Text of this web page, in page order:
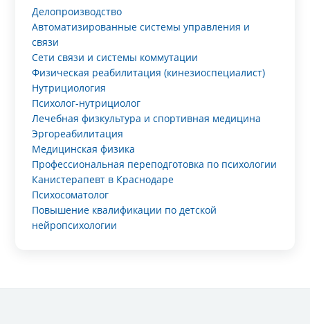
Делопроизводство
Автоматизированные системы управления и
связи
Сети связи и системы коммутации
Физическая реабилитация (кинезиоспециалист)
Нутрициология
Психолог-нутрициолог
Лечебная физкультура и спортивная медицина
Эргореабилитация
Медицинская физика
Профессиональная переподготовка по психологии
Канистерапевт в Краснодаре
Психосоматолог
Повышение квалификации по детской
нейропсихологии